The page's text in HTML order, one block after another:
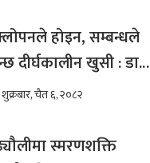
होइन, सम्बन्धले
दीर्घकालीन खुसी : डा.
अख्तर
शुक्रबार, चैत ६, २०८२
स्मरणशक्ति